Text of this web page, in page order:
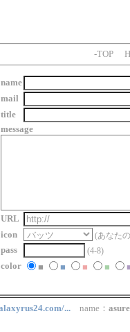
-TOP
name
mail
title
message
URL
icon
(あなた
pass (4-8)
color ■ ■ ■ ■
... name：